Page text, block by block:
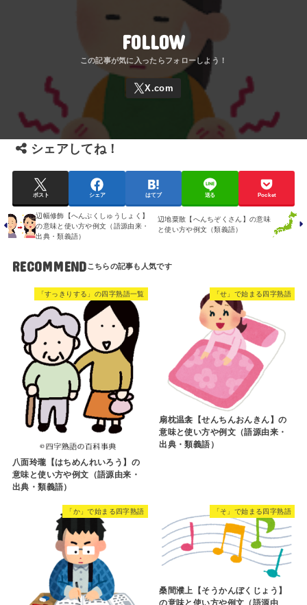
FOLLOW
シェアしてね！
ポスト シェア はてブ 送る Pocket
辺幅修飾【へんぷくしゅうしょく】
の意味と使い方や例文（語源由来・
出典・類義語）
辺地粟散【へんちぞくさん】の意味
と使い方や例文（類義語）
RECOMMEND
「すっきりする」の四字熟語一覧
八面玲瓏【はちめんれいろう】の
意味と使い方や例文（語源由来・
出典・類義語）
「せ」で始まる四字熟語
扇枕温衾【せんちんおんきん】の
意味と使い方や例文（語源由来・
出典・類義語）
「か」で始まる四字熟語 「そ」で始まる四字熟語
桑間濮上【そうかんぼくじょう】